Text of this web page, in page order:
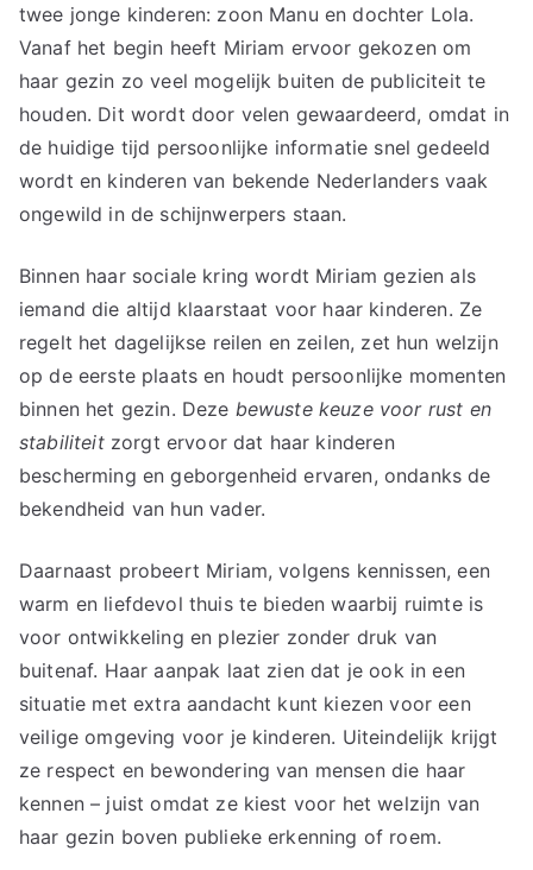
twee jonge kinderen: zoon Manu en dochter Lola.
Vanaf het begin heeft Miriam ervoor gekozen om
haar gezin zo veel mogelijk buiten de publiciteit te
houden. Dit wordt door velen gewaardeerd, omdat in
de huidige tijd persoonlijke informatie snel gedeeld
wordt en kinderen van bekende Nederlanders vaak
ongewild in de schijnwerpers staan.
Binnen haar sociale kring wordt Miriam gezien als
iemand die altijd klaarstaat voor haar kinderen. Ze
regelt het dagelijkse reilen en zeilen, zet hun welzijn
op de eerste plaats en houdt persoonlijke momenten
binnen het gezin. Deze bewuste keuze voor rust en
stabiliteitzorgt ervoor dat haar kinderen
bescherming en geborgenheid ervaren, ondanks de
bekendheid van hun vader.
Daarnaast probeert Miriam, volgens kennissen, een
warm en liefdevol thuis te bieden waarbij ruimte is
voor ontwikkeling en plezier zonder druk van
buitenaf. Haar aanpak laat zien dat je ook in een
situatie met extra aandacht kunt kiezen voor een
veilige omgeving voor je kinderen. Uiteindelijk krijgt
ze respect en bewondering van mensen die haar
kennen – juist omdat ze kiest voor het welzijn van
haar gezin boven publieke erkenning of roem.